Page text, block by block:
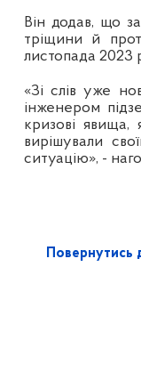
Він додав, що
тріщини й
листопада 2023
«Зі слів уже
інженером
кризові явища,
вирішували
ситуацію», -
Повернутись